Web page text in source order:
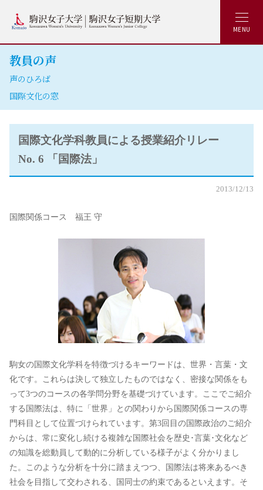
MENU
教員の声
声のひろば
国際文化の窓
国際文化学科教員による授業紹介リレー
No. 6 「国際法」
2013/12/13
国際関係コース 福王 守
駒女の国際文化学科を特徴づけるキーワードは、世界・言葉・文
化です。これらは決して独立したものではなく、密接な関係をも
って3つのコースの各学問分野を基礎づけています。ここでご紹介
する国際法は、特に「世界」との関わりから国際関係コースの専
門科目として位置づけられています。第3回目の国際政治のご紹介
からは、常に変化し続ける複雑な国際社会を歴史･言葉･文化など
の知識を総動員して動的に分析している様子がよく分かりまし
た。このような分析を十分に踏まえつつ、国際法は将来あるべき
社会を目指して交わされる、国同士の約束であるといえます。そ